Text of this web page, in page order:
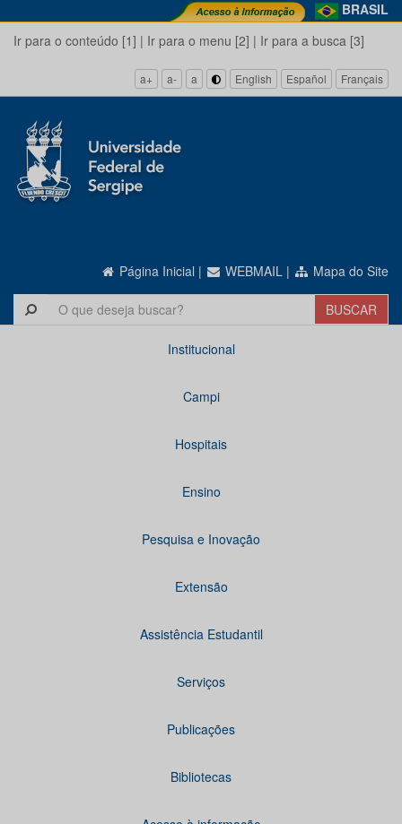
BRASIL
Ir para o conteúdo [1] | Ir para o menu [2] | Ir para a busca [3]
a+ a- a English Español Français
Página Inicial | WEBMAIL | Mapa do Site
Institucional
Campi
Hospitais
Ensino
Pesquisa e Inovação
Extensão
Assistência Estudantil
Serviços
Publicações
Bibliotecas